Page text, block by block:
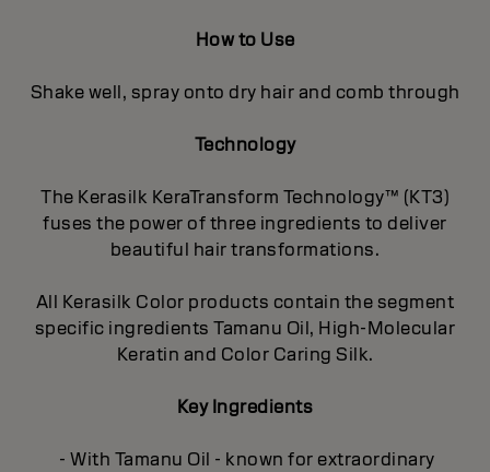
How to Use
Shake well, spray onto dry hair and comb through
Technology
The Kerasilk KeraTransform Technology™ (KT3)
fuses the power of three ingredients to deliver
beautiful hair transformations.
All Kerasilk Color products contain the segment
specific ingredients Tamanu Oil, High-Molecular
Keratin and Color Caring Silk.
Key Ingredients
- With Tamanu Oil - known for extraordinary